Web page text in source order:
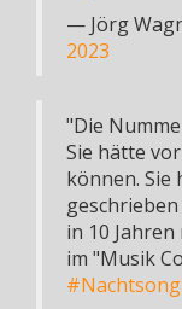
— Jörg
2023
"Die
Sie hätte
können. Sie
in 10
im "Musik
#Nachtsong